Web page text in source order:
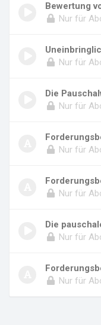
Nur für
Nur für
Die
Nur für
Nur für
Nur für
Die
Nur für
Nur für